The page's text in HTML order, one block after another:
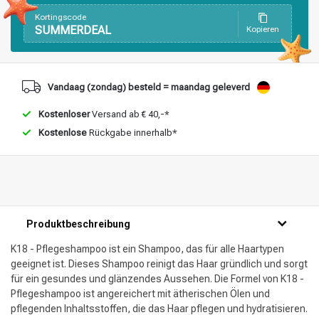
Stylingprodukte
Kortingscode
SUMMERDEAL Kopieren
Vandaag (zondag) besteld = maandag geleverd
KostenloserVersand ab € 40,-*
Kostenlose Rückgabe innerhalb*
Produktbeschreibung
K18 - Pflegeshampoo ist ein Shampoo, das für alle Haartypen
geeignet ist. Dieses Shampoo reinigt das Haar gründlich und sorgt
für ein gesundes und glänzendes Aussehen. Die Formel von K18 -
Pflegeshampoo ist angereichert mit ätherischen Ölen und
pflegenden Inhaltsstoffen, die das Haar pflegen und hydratisieren.